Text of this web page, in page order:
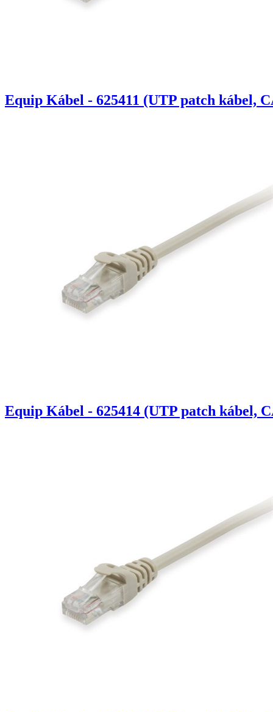
Equip Kábel - 625411 (UTP patch kábel,
Equip Kábel - 625414 (UTP patch kábel,